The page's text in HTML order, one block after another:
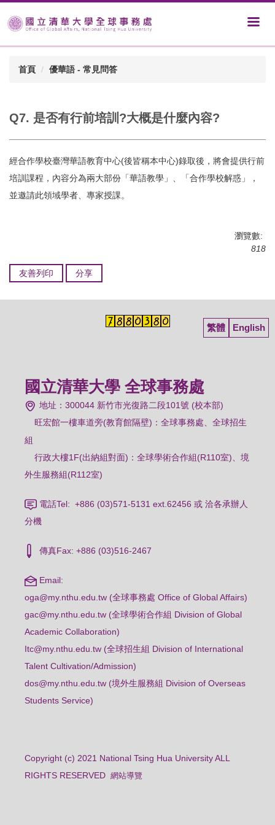
首頁 優華語 - 常見問答
Q7. 是否有行前培訓?大概是什麼內容?
經合作學校臺灣華語教育中心(後皆稱本中心)錄取後，將會提供行前
培訓課程，內容分為兩大部份「華語教學」、「合作學校解惑」，
並邀請此領域學者、專家授課。
瀏覽數:
818
友善列印 分享
繁體 English
國立清華大學 全球事務處
地址：300044 新竹市光復路二段101號 (校本部)
旺宏館一樓車道旁(教育館隔壁)：全球事務處、全球招生
組
行政大樓1F(出納組對面)：全球學術合作組(R110室)、境
外生服務組(R112室)
電話Tel: +886 (03)571-5131 ext.62456 或 洽各承辦人
分機
傳真Fax: +886 (03)516-2467
Email:
oga@my.nthu.edu.tw (全球事務處 Office of Global Affairs)
gac@my.nthu.edu.tw (全球學術合作組 Division of Global
Academic Collaboration)
Itc@my.nthu.edu.tw (全球招生組 Division of International
Talent Cultivation/Admission)
dos@my.nthu.edu.tw (境外生服務組 Division of Overseas
Students Service)
Copyright (c) 2021 National Tsing Hua University ALL
RIGHTS RESERVED網站導覽